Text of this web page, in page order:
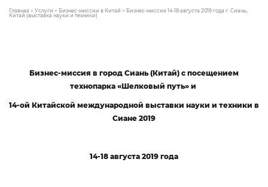
Главная > Услуги > Бизнес-миссии в Китай > Бизнес-миссия 14-18 августа 2019 года г. Сиань,
Китай (выставка науки и техники)
Бизнес-миссия в город Сиань (Китай) с посещением
технопарка «Шелковый путь» и
14-ой Китайской международной выставки науки и техники в
Сиане 2019
14-18 августа 2019 года